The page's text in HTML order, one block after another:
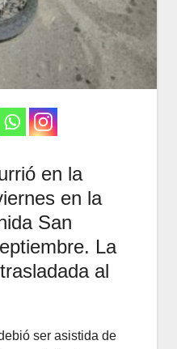
en la
en la
San
La
al
ser asistida de